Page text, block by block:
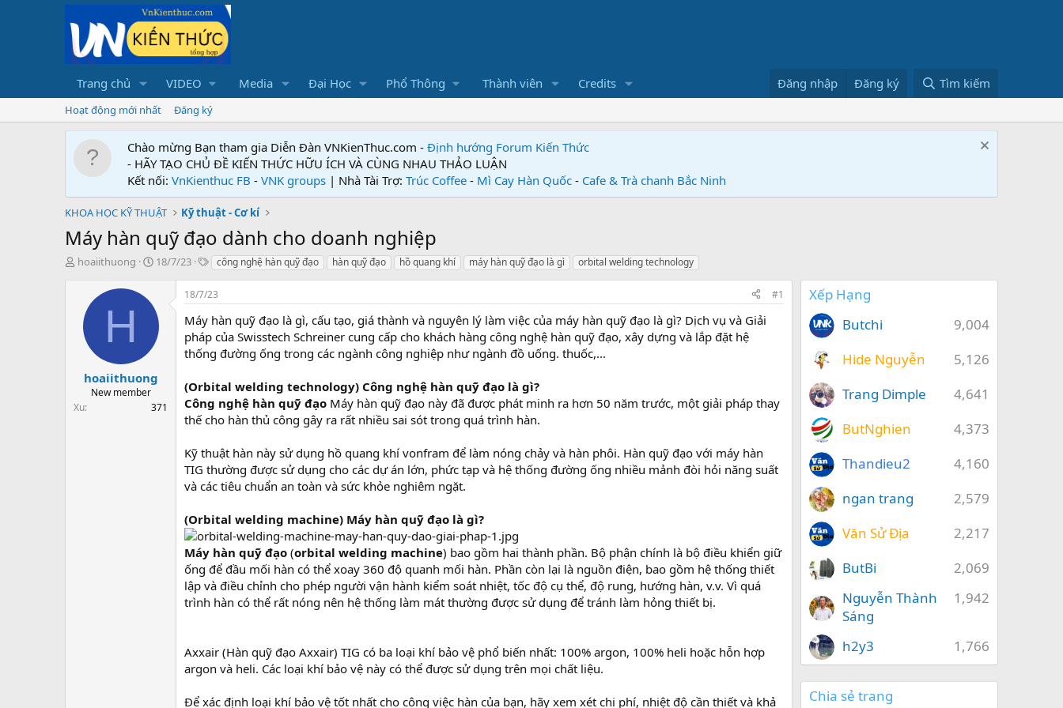
Trang chủ VIDEO Media Đại Học Phổ Thông Thành viên Credits Đăng nhập Đăng ký Tìm kiếm
Hoạt động mới nhất Đăng ký
Chào mừng Bạn tham gia Diễn Đàn VNKienThuc.com - Định hướng Forum Kiến Thức
- HÃY TẠO CHỦ ĐỀ KIẾN THỨC HỮU ÍCH VÀ CÙNG NHAU THẢO LUẬN
Kết nối: VnKienthuc FB - VNK groups | Nhà Tài Trợ: Trúc Coffee - Mì Cay Hàn Quốc - Cafe & Trà chanh Bắc Ninh
KHOA HỌC KỸ THUẬT Kỹ thuật - Cơ kí
Máy hàn quỹ đạo dành cho doanh nghiệp
T
t
hoaiithuong
N
g
ử
i
18/7/23
T
k
h
ó
công nghệ hàn quỹ đạo hàn quỹ đạo hồ quang khí máy hàn quỹ đạo là gì orbital welding technology
H
hoaiithuong
New member
Xu
371
18/7/23 #1
Máy hàn quỹ đạo là gì, cấu tạo, giá thành và nguyên lý làm việc của máy hàn quỹ đạo là gì? Dịch vụ và Giải
pháp của Swisstech Schreiner cung cấp cho khách hàng công nghệ hàn quỹ đạo, xây dựng và lắp đặt hệ
thống đường ống trong các ngành công nghiệp như ngành đồ uống. thuốc,...
(Orbital welding technology) Công nghệ hàn quỹ đạo là gì?
Công nghệ hàn quỹ đạo Máy hàn quỹ đạo này đã được phát minh ra hơn 50 năm trước, một giải pháp thay
thế cho hàn thủ công gây ra rất nhiều sai sót trong quá trình hàn.
Kỹ thuật hàn này sử dụng hồ quang khí vonfram để làm nóng chảy và hàn phôi. Hàn quỹ đạo với máy hàn
TIG thường được sử dụng cho các dự án lớn, phức tạp và hệ thống đường ống nhiều mảnh đòi hỏi năng suất
và các tiêu chuẩn an toàn và sức khỏe nghiêm ngặt.
(Orbital welding machine) Máy hàn quỹ đạo là gì?
Máy hàn quỹ đạo (orbital welding machine) bao gồm hai thành phần. Bộ phận chính là bộ điều khiển giữ
ống để đầu mối hàn có thể xoay 360 độ quanh mối hàn. Phần còn lại là nguồn điện, bao gồm hệ thống thiết
lập và điều chỉnh cho phép người vận hành kiểm soát nhiệt, tốc độ cụ thể, độ rung, hướng hàn, v.v. Vì quá
trình hàn có thể rất nóng nên hệ thống làm mát thường được sử dụng để tránh làm hỏng thiết bị.
Axxair (Hàn quỹ đạo Axxair) TIG có ba loại khí bảo vệ phổ biến nhất: 100% argon, 100% heli hoặc hỗn hợp
argon và heli. Các loại khí bảo vệ này có thể được sử dụng trên mọi chất liệu.
Để xác định loại khí bảo vệ tốt nhất cho công việc hàn của bạn, hãy xem xét chi phí, nhiệt độ cần thiết và khả
Xếp Hạng
9,004
Butchi
5,126
Hide Nguyễn
4,641
Trang Dimple
4,373
ButNghien
4,160
Thandieu2
2,579
ngan trang
2,217
Văn Sử Địa
2,069
ButBi
1,942
Nguyễn Thành
Sáng
1,766
h2y3
Chia sẻ trang